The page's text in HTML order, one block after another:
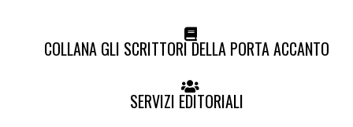
COLLANA GLI SCRITTORI DELLA PORTA ACCANTO
SERVIZI EDITORIALI